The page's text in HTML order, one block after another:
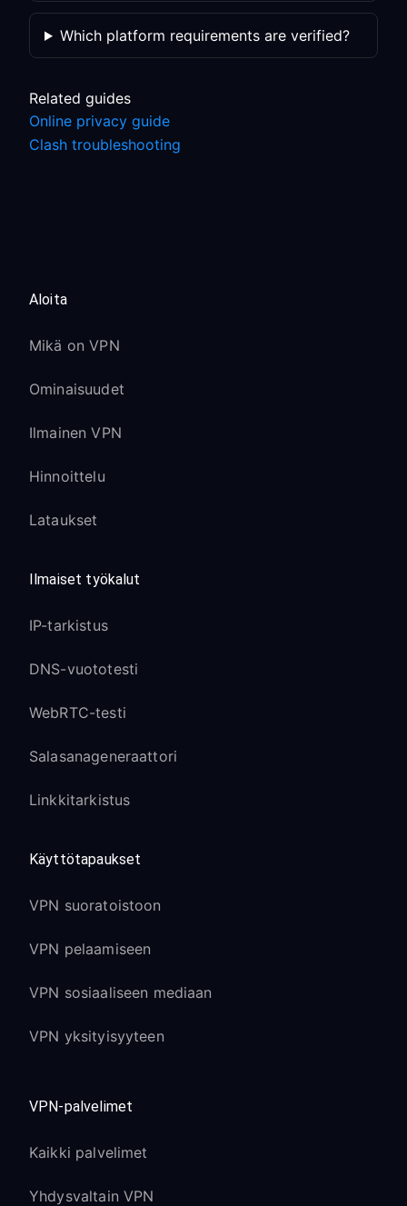
Which platform requirements are verified?
Related guides
Online privacy guide
Clash troubleshooting
Aloita
Mikä on VPN
Ominaisuudet
Ilmainen VPN
Hinnoittelu
Lataukset
Ilmaiset työkalut
IP-tarkistus
DNS-vuototesti
WebRTC-testi
Salasanageneraattori
Linkkitarkistus
Käyttötapaukset
VPN suoratoistoon
VPN pelaamiseen
VPN sosiaaliseen mediaan
VPN yksityisyyteen
VPN-palvelimet
Kaikki palvelimet
Yhdysvaltain VPN